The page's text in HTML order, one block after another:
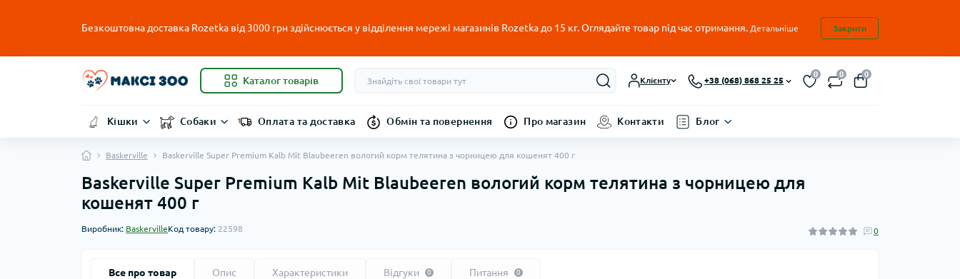
Безкоштовна доставка Rozetka від 3000 грн здійснюється у відділення мережі магазинів Rozetka до 15 кг. Оглядайте товар під час отримання. Детальніше Закрити
Каталог товарів Клієнту +38 (068) 868 25 25
0 0 0
Кішки Собаки Оплата та доставка Обмін та повернення Про магазин Контакти Блог
Baskerville Baskerville Super Premium Kalb Mit Blaubeeren вологий корм телятина з чорницею для кошенят 400 г
Baskerville Super Premium Kalb Mit Blaubeeren вологий корм телятина з чорницею для
кошенят 400 г
Виробник: BaskervilleКод товару: 22598 0
Все про товар Опис Характеристики Відгуки 0 Питання 0